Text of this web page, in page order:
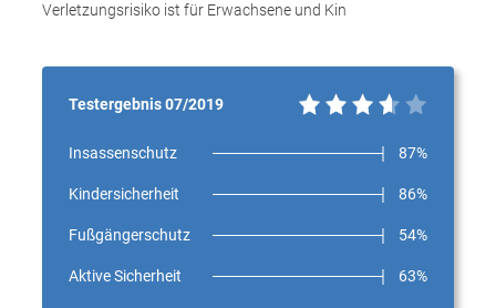
Verletzungsrisiko ist für Erwachsene und Kin
Testergebnis 07/2019
Insassenschutz 87%
Kindersicherheit 86%
Fußgängerschutz 54%
Aktive Sicherheit 63%